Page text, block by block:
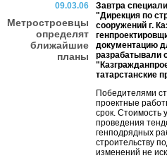
09.03.06
Метростроевцы
определят
ближайшие
планы
Завтра
"Дирекция по
сооружений г.
документацию
разрабатывали
татарстанские
Победителями
проектные
срок. Стоимость
проведения
генподрядных
строительству
изменений не